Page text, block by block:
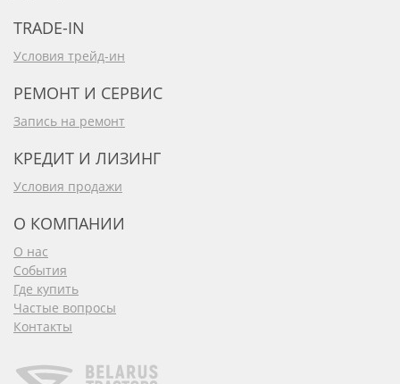
TRADE-IN
Условия трейд-ин
РЕМОНТ И СЕРВИС
Запись на ремонт
КРЕДИТ И ЛИЗИНГ
Условия продажи
О КОМПАНИИ
О нас
События
Где купить
Частые вопросы
Контакты